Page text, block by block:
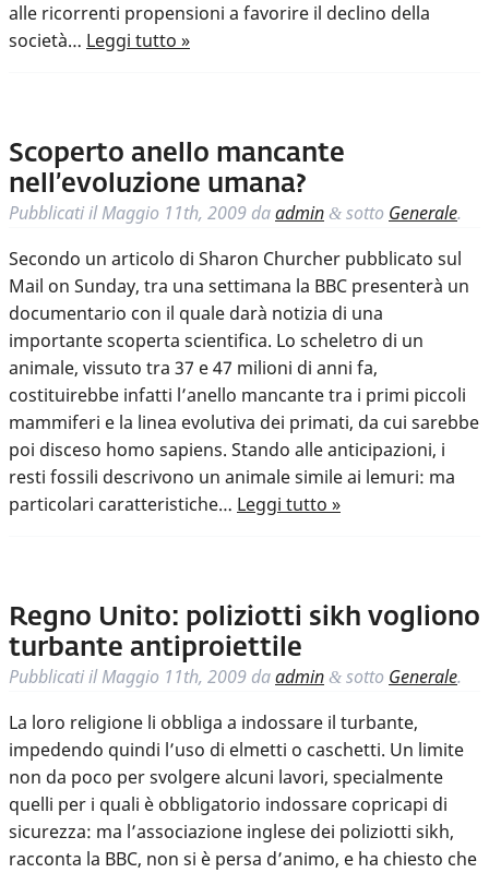
alle ricorrenti propensioni a favorire il declino della
società… Leggi tutto »
Scoperto anello mancante
nell’evoluzione umana?
Pubblicati ilMaggio 11th, 2009 daadmin & sotto Generale.
Secondo un articolo di Sharon Churcher pubblicato sul
Mail on Sunday, tra una settimana la BBC presenterà un
documentario con il quale darà notizia di una
importante scoperta scientifica. Lo scheletro di un
animale, vissuto tra 37 e 47 milioni di anni fa,
costituirebbe infatti l’anello mancante tra i primi piccoli
mammiferi e la linea evolutiva dei primati, da cui sarebbe
poi disceso homo sapiens. Stando alle anticipazioni, i
resti fossili descrivono un animale simile ai lemuri: ma
particolari caratteristiche… Leggi tutto »
Regno Unito: poliziotti sikh vogliono
turbante antiproiettile
Pubblicati ilMaggio 11th, 2009 daadmin & sotto Generale.
La loro religione li obbliga a indossare il turbante,
impedendo quindi l’uso di elmetti o caschetti. Un limite
non da poco per svolgere alcuni lavori, specialmente
quelli per i quali è obbligatorio indossare copricapi di
sicurezza: ma l’associazione inglese dei poliziotti sikh,
racconta la BBC, non si è persa d’animo, e ha chiesto che